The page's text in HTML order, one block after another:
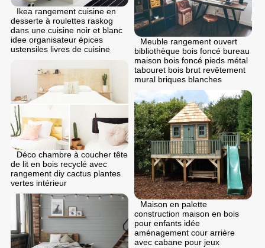
Ikea rangement cuisine en
desserte à roulettes raskog
dans une cuisine noir et blanc
idee organisateur épices
ustensiles livres de cuisine
Meuble rangement ouvert
bibliothèque bois foncé bureau
maison bois foncé pieds métal
tabouret bois brut revêtement
mural briques blanches
Déco chambre à coucher tête
de lit en bois recyclé avec
rangement diy cactus plantes
vertes intérieur
Maison en palette
construction maison en bois
pour enfants idée
aménagement cour arrière
avec cabane pour jeux